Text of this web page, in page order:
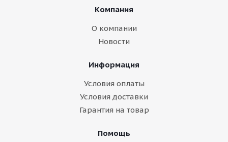
Компания
О компании
Новости
Информация
Условия оплаты
Условия доставки
Гарантия на товар
Помощь